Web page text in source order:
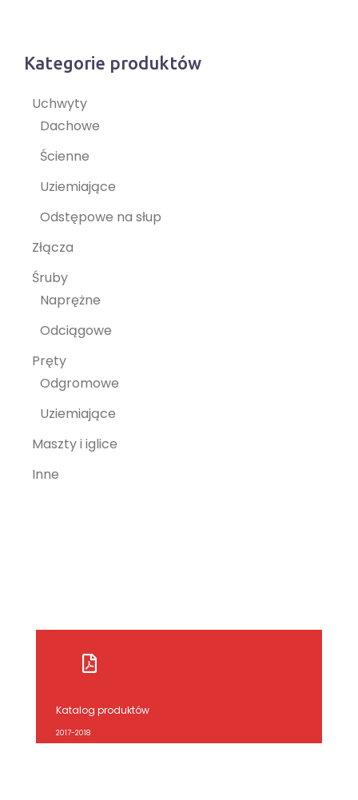
Kategorie produktów
Uchwyty
Dachowe
Ścienne
Uziemiające
Odstępowe na słup
Złącza
Śruby
Naprężne
Odciągowe
Pręty
Odgromowe
Uziemiające
Maszty i iglice
Inne
Katalog produktów
2017-2018